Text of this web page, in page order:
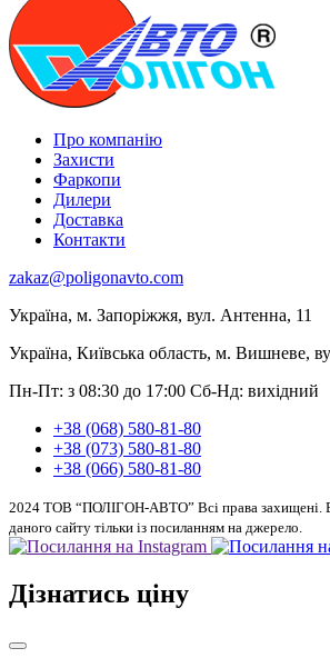
Про компанію
Захисти
Фаркопи
Дилери
Доставка
Контакти
zakaz@poligonavto.com
Україна, м. Запоріжжя, вул. Антенна, 11
Україна, Київська область, м. Вишневе,
Пн-Пт: з 08:30 до 17:00 Сб-Нд: вихідний
+38 (068) 580-81-80
+38 (073) 580-81-80
+38 (066) 580-81-80
2024 ТОВ “ПОЛІГОН-АВТО” Всі права захищені.
даного сайту тільки із посиланням на джерело.
Дізнатись ціну